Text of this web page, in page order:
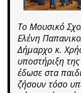
Το Μουσικό
Ελένη
Δήμαρχο κ.
υποστήριξη
έδωσε στα
ζήσουν τόσο